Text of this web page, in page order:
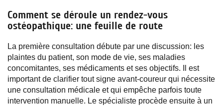
Comment se déroule un rendez-vous
ostéopathique: une feuille de route
La première consultation débute par une discussion: les
plaintes du patient, son mode de vie, ses maladies
concomitantes, ses médicaments et ses objectifs. Il est
important de clarifier tout signe avant-coureur qui nécessite
une consultation médicale et qui empêche parfois toute
intervention manuelle. Le spécialiste procède ensuite à un